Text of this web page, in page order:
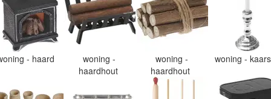
- haard
woning -
haardhout
woning -
haardhout
woning -